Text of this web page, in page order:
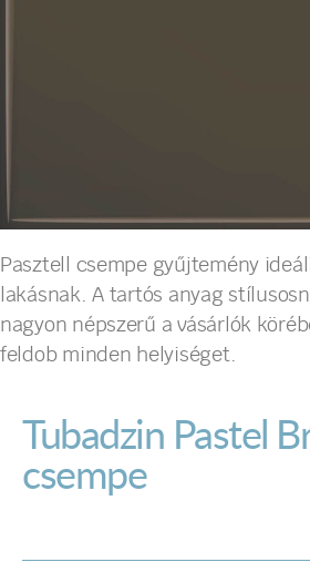
Pasztell csempe gyűjtemény
lakásnak. A tartós anyag
nagyon népszerű a vásárlók
feldob minden helyiséget.
Tubadzin Pastel
csempe